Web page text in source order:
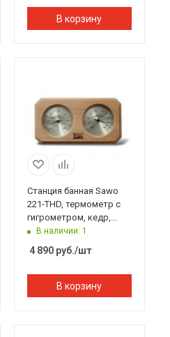
В корзину
Станция банная Sawo
221-THD, термометр с
гигрометром, кедр,
140*225 мм
В наличии: 1
4 890руб./шт
В корзину